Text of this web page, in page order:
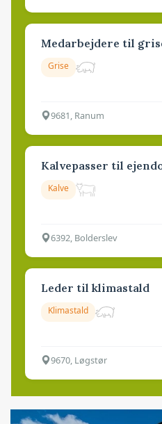
Medarbejdere til
Grise
9681, Ranum
Kalvepasser til
Kalve
6392, Bolderslev
Leder til klimastald
Klimastald
9670, Løgstør